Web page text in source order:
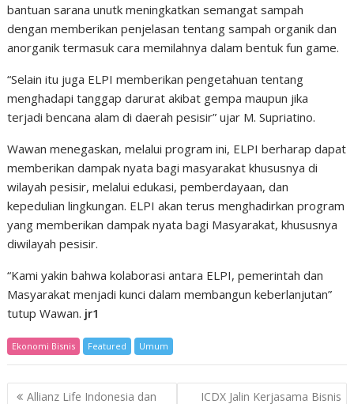
bantuan sarana unutk meningkatkan semangat sampah
dengan memberikan penjelasan tentang sampah organik dan
anorganik termasuk cara memilahnya dalam bentuk fun game.
“Selain itu juga ELPI memberikan pengetahuan tentang
menghadapi tanggap darurat akibat gempa maupun jika
terjadi bencana alam di daerah pesisir” ujar M. Supriatino.
Wawan menegaskan, melalui program ini, ELPI berharap dapat
memberikan dampak nyata bagi masyarakat khususnya di
wilayah pesisir, melalui edukasi, pemberdayaan, dan
kepedulian lingkungan. ELPI akan terus menghadirkan program
yang memberikan dampak nyata bagi Masyarakat, khususnya
diwilayah pesisir.
“Kami yakin bahwa kolaborasi antara ELPI, pemerintah dan
Masyarakat menjadi kunci dalam membangun keberlanjutan”
tutup Wawan. jr1
Ekonomi Bisnis Featured Umum
Post
Allianz Life Indonesia dan ICDX Jalin Kerjasama Bisnis